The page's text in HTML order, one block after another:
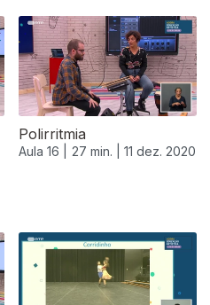
Polirritmia
Aula 16 | 27 min. | 11 dez. 2020